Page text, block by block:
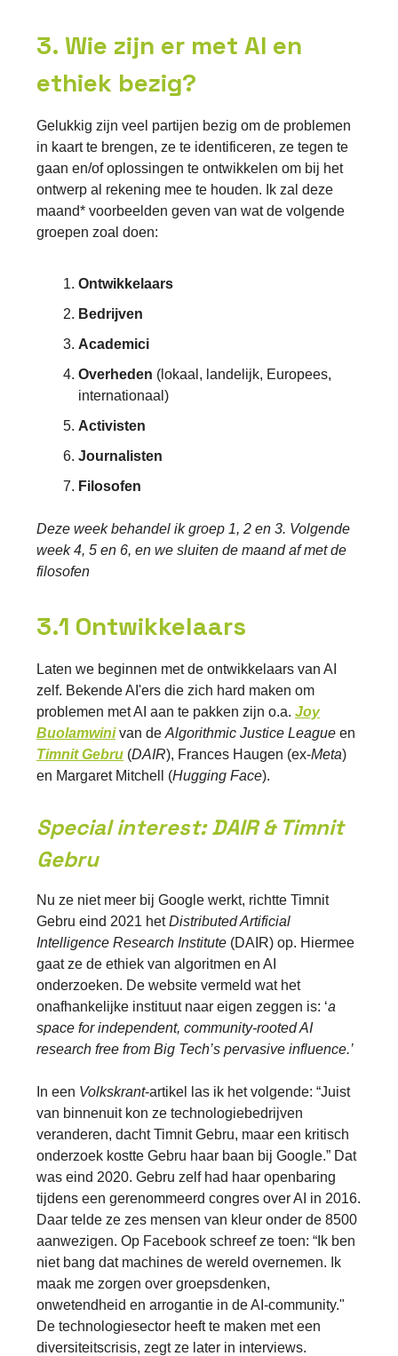
3. Wie zijn er met AI en
ethiek bezig?
Gelukkig zijn veel partijen bezig om de problemen
in kaart te brengen, ze te identificeren, ze tegen te
gaan en/of oplossingen te ontwikkelen om bij het
ontwerp al rekening mee te houden. Ik zal deze
maand* voorbeelden geven van wat de volgende
groepen zoal doen:
Ontwikkelaars
Bedrijven
Academici
Overheden (lokaal, landelijk, Europees,
internationaal)
Activisten
Journalisten
Filosofen
Deze week behandel ik groep 1, 2 en 3. Volgende
week 4, 5 en 6, en we sluiten de maand af met de
filosofen
3.1 Ontwikkelaars
Laten we beginnen met de ontwikkelaars van AI
zelf. Bekende AI'ers die zich hard maken om
problemen met AI aan te pakken zijn o.a. Joy
Buolamwinivan de Algorithmic Justice League en
Timnit Gebru (DAIR), Frances Haugen (ex-Meta)
en Margaret Mitchell (Hugging Face).
Special interest: DAIR & Timnit
Gebru
Nu ze niet meer bij Google werkt, richtte Timnit
Gebru eind 2021 hetDistributed Artificial
Intelligence Research Institute (DAIR) op. Hiermee
gaat ze de ethiek van algoritmen en AI
onderzoeken. De website vermeld wat het
onafhankelijke instituut naar eigen zeggen is: ‘a
space for independent, community-rooted AI
research free from Big Tech’s pervasive influence.’
In een Volkskrant-artikel las ik het volgende: “Juist
van binnenuit kon ze technologiebedrijven
veranderen, dacht Timnit Gebru, maar een kritisch
onderzoek kostte Gebru haar baan bij Google.” Dat
was eind 2020. Gebru zelf had haar openbaring
tijdens een gerenommeerd congres over AI in 2016.
Daar telde ze zes mensen van kleur onder de 8500
aanwezigen. Op Facebook schreef ze toen: “Ik ben
niet bang dat machines de wereld overnemen. Ik
maak me zorgen over groepsdenken,
onwetendheid en arrogantie in de AI-community."
De technologiesector heeft te maken met een
diversiteitscrisis, zegt ze later in interviews.